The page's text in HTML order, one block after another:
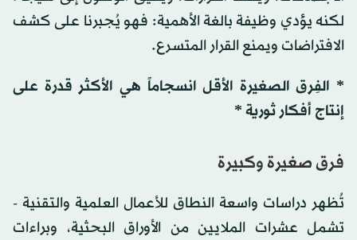
لكنه يؤدي وظيفة بالغة الأهمية: فهو يُجبرنا على كشف
الافتراضات ويمنع القرار المتسرع.
* الفِرق الصغيرة الأقل انسجاماً هي الأكثر قدرة على
إنتاج أفكار ثورية *
فرق صغيرة وكبيرة
تُظهر دراسات واسعة النطاق للأعمال العلمية والتقنية -
تشمل عشرات الملايين من الأوراق البحثية، وبراءات